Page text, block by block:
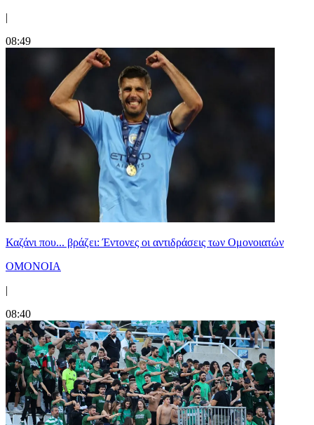
|
08:49
Καζάνι που... βράζει: Έντονες οι αντιδράσεις των Ομονοιατών
ΟΜΟΝΟΙΑ
|
08:40